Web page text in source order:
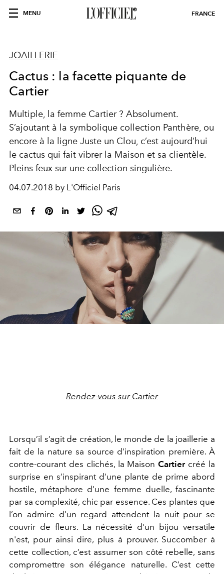
MENU FRANCE
JOAILLERIE
Cactus : la facette piquante de
Cartier
Multiple, la femme Cartier ? Absolument.
S’ajoutant à la symbolique collection Panthère, ou
encore à la ligne Juste un Clou, c’est aujourd’hui
le cactus qui fait vibrer la Maison et sa clientèle.
Pleins feux sur une collection singulière.
04.07.2018 by L'Officiel Paris
Rendez-vous sur Cartier
Lorsqu’il s’agit de création, le monde de la joaillerie a
fait de la nature sa source d’inspiration première. À
contre-courant des clichés, la MaisonCartiercréé la
surprise en s’inspirant d’une plante de prime abord
hostile, métaphore d’une femme duelle, fascinante
par sa complexité, chic par essence. Ces plantes que
l’on admire d’un regard attendent la nuit pour se
couvrir de fleurs. La nécessité d'un bijou versatile
n'est, pour ainsi dire, plus à prouver. Succomber à
cette collection, c’est assumer son côté rebelle, sans
compromettre son élégance naturelle. C’est cette